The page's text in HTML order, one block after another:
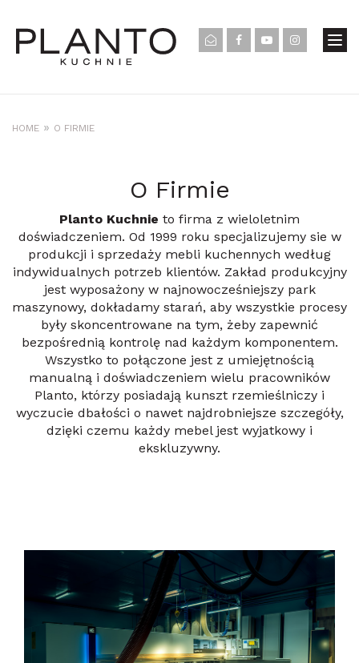
HOME » O FIRMIE
O Firmie
Planto Kuchnie to firma z wieloletnim
doświadczeniem. Od 1999 roku specjalizujemy sie w
produkcji i sprzedaży mebli kuchennych według
indywidualnych potrzeb klientów. Zakład produkcyjny
jest wyposażony w najnowocześniejszy park
maszynowy, dokładamy starań, aby wszystkie procesy
były skoncentrowane na tym, żeby zapewnić
bezpośrednią kontrolę nad każdym komponentem.
Wszystko to połączone jest z umiejętnością
manualną i doświadczeniem wielu pracowników
Planto, którzy posiadają kunszt rzemieślniczy i
wyczucie dbałości o nawet najdrobniejsze szczegóły,
dzięki czemu każdy mebel jest wyjatkowy i
ekskluzywny.